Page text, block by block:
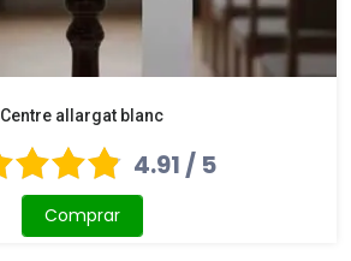
Centre allargat blanc
4.91 / 5
Comprar